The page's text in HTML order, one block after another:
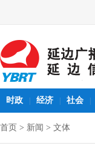
时政 经济 社会
首页 > 新闻 > 文体